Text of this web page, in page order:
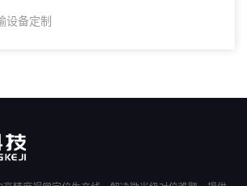
设备定制